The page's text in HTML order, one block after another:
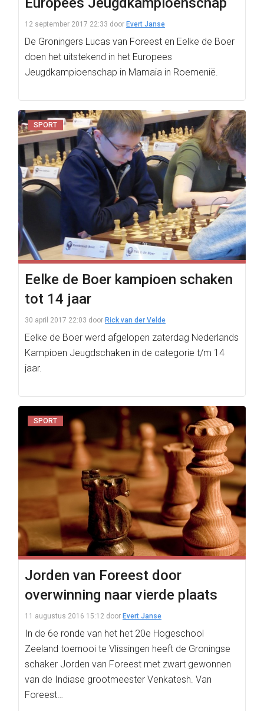
12 september 2017 22:33 door Evert Janse
De Groningers Lucas van Foreest en Eelke de Boer
doen het uitstekend in het Europees
Jeugdkampioenschap in Mamaia in Roemenië.
SPORT
Eelke de Boer kampioen schaken
tot 14 jaar
30 april 2017 22:03 door Rick van der Velde
Eelke de Boer werd afgelopen zaterdag Nederlands
Kampioen Jeugdschaken in de categorie t/m 14
jaar.
SPORT
Jorden van Foreest door
overwinning naar vierde plaats
11 augustus 2016 15:12 door Evert Janse
In de 6e ronde van het het 20e Hogeschool
Zeeland toernooi te Vlissingen heeft de Groningse
schaker Jorden van Foreest met zwart gewonnen
van de Indiase grootmeester Venkatesh. Van
Foreest…